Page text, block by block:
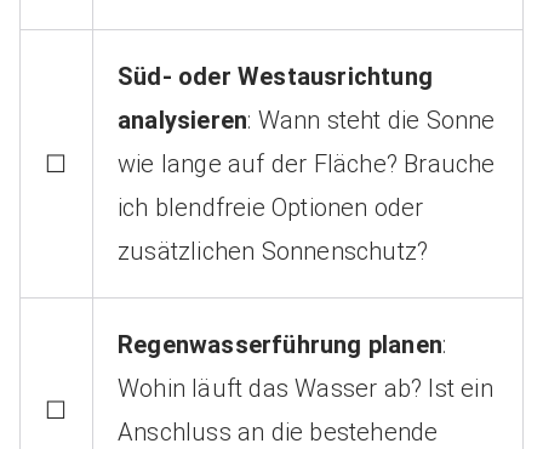
☐
Süd- oder Westausrichtung
analysieren: Wann steht die Sonne
wie lange auf der Fläche? Brauche
ich blendfreie Optionen oder
zusätzlichen Sonnenschutz?
☐
Regenwasserführung planen:
Wohin läuft das Wasser ab? Ist ein
Anschluss an die bestehende